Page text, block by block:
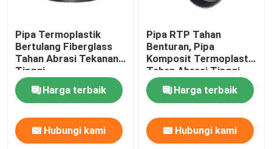
Pipa Termoplastik
Bertulang Fiberglass
Tahan Abrasi Tekanan
Tinggi
Harga terbaik
Hubungi kami
Pipa RTP Tahan
Benturan, Pipa
Komposit Termoplastik
Tahan Abrasi Tinggi
Harga terbaik
Hubungi kami